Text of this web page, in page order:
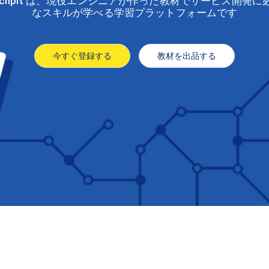
なスキルが学べる学習プラットフォームです
今すぐ登録する 教材を出品する